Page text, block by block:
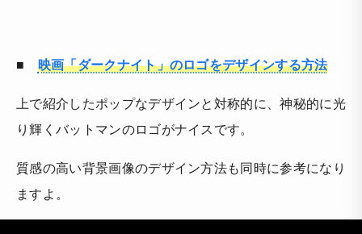
■ 映画「ダークナイト」のロゴをデザインする方法
上で紹介したポップなデザインと対称的に、神秘的に光
り輝くバットマンのロゴがナイスです。
質感の高い背景画像のデザイン方法も同時に参考になり
ますよ。